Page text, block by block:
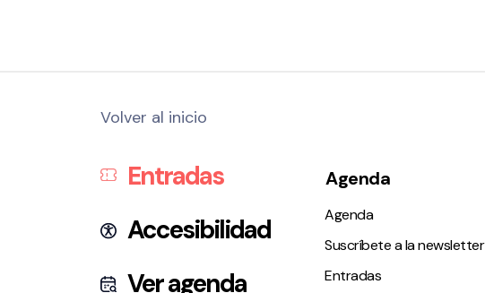
Volver al inicio
Entradas
Accesibilidad
Ver agenda
Agenda
Agenda
Suscríbete a la newsletter
Entradas